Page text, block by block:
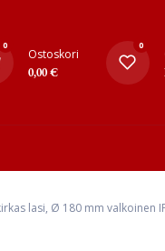
0
Ostoskori
0,00€
0
lasi, Ø 180 mm valkoinen